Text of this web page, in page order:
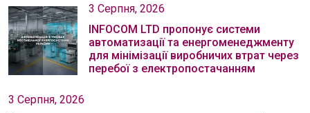
3 Серпня, 2026
INFOCOM LTD пропонує системи
автоматизації та енергоменеджменту
для мінімізації виробничих втрат через
перебої з електропостачанням
3 Серпня, 2026